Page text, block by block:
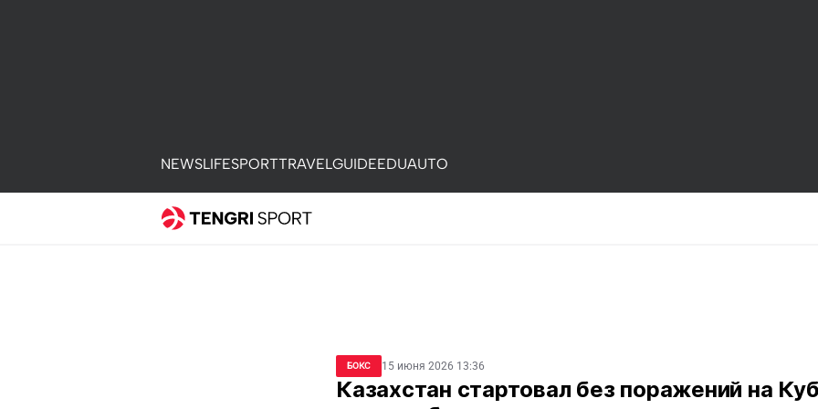
NEWSLIFESPORTTRAVELGUIDEEDUAUTO
БОКС 15 июня 2026 13:36
Казахстан стартовал без поражений на